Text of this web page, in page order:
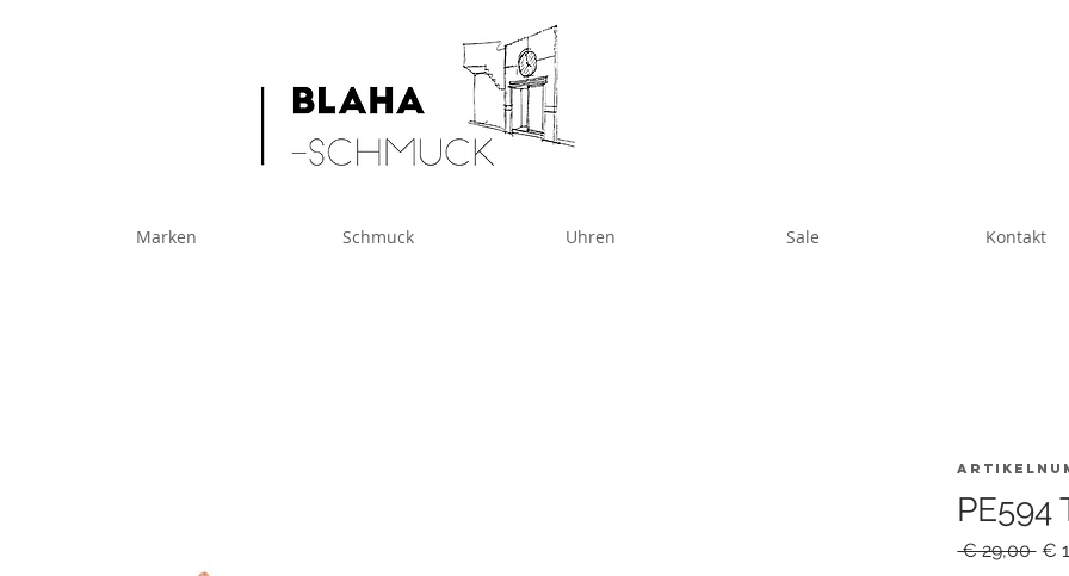
Marken Schmuck Uhren Sale Kontakt
PE594
€ 29,00 €